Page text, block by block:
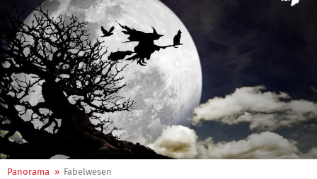
Panorama » Fabelwesen